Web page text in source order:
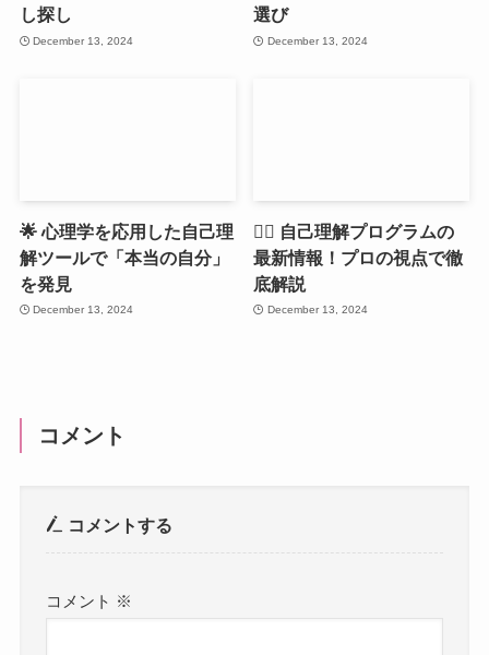
し探し
December 13, 2024
選び
December 13, 2024
🌟 心理学を応用した自己理
解ツールで「本当の自分」
を発見
December 13, 2024
🕵️‍♀️ 自己理解プログラムの
最新情報！プロの視点で徹
底解説
December 13, 2024
コメント
コメントする
コメント ※